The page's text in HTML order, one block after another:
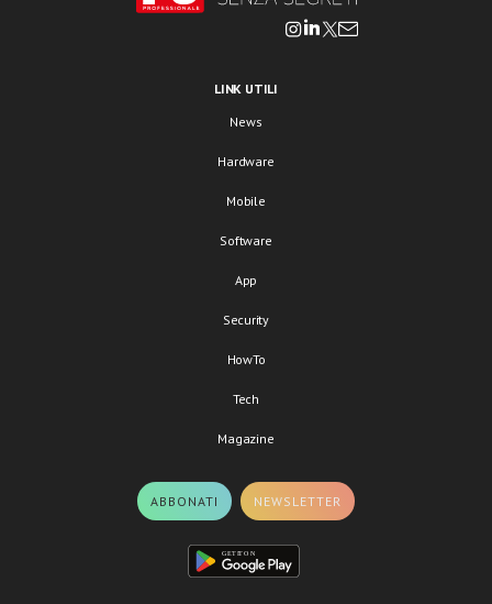
LINK UTILI
News
Hardware
Mobile
Software
App
Security
HowTo
Tech
Magazine
ABBONATI NEWSLETTER